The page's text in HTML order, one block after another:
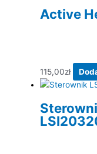
Active
115,00zł